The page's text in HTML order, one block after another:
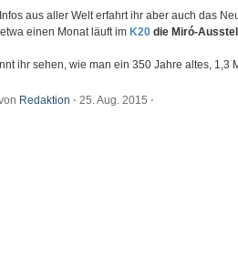
aus aller Welt erfahrt ihr aber auch das
einen Monat läuft im K20 die Miró-
ihr sehen, wie man ein 350 Jahre altes, 1,3
Redaktion ⋅ 25. Aug. 2015 ⋅